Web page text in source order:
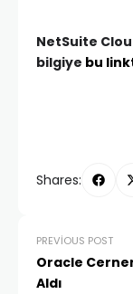
NetSuite
bilgiye bu
Shares:
PREVIOUS POST
Oracle
Aldı